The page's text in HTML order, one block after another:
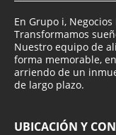
En Grupo i,
Transformamos
Nuestro equipo de
forma memorable,
arriendo de un
de largo plazo.
UBICACIÓN Y